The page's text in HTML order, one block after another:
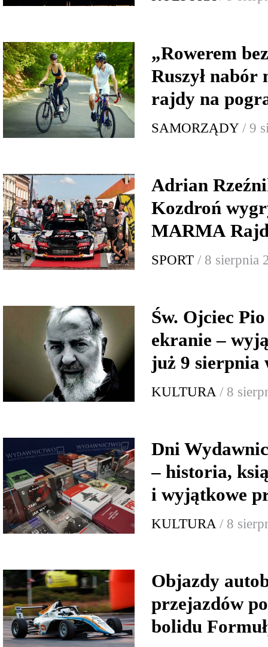
„Rowerem
Ruszył nabór
rajdy na
SAMORZĄDY / 9
Adrian
Kozdroń
MARMA
SPORT / 8 sierpnia
Św. Ojciec
ekranie –
już 9 sierpnia
KULTURA / 8
Dni
– historia,
i wyjątkowe
KULTURA / 8
Objazdy
przejazdów
bolidu